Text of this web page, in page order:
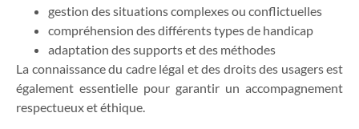
gestion des situations complexes ou conflictuelles
compréhension des différents types de handicap
adaptation des supports et des méthodes
La connaissance du cadre légal et des droits des usagers est
également essentielle pour garantir un accompagnement
respectueux et éthique.